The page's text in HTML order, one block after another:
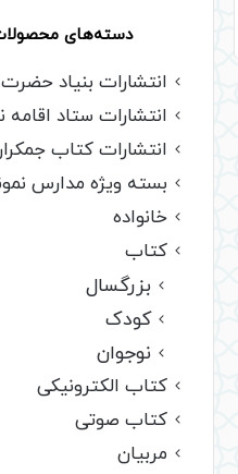
دسته‌های
انتشارات بنیاد
انتشارات ستاد اقامه
انتشارات کتاب
بسته ویژه مدارس
خانواده
کتاب
بزرگسال
کودک
نوجوان
کتاب الکترونیکی
کتاب صوتی
مربیان